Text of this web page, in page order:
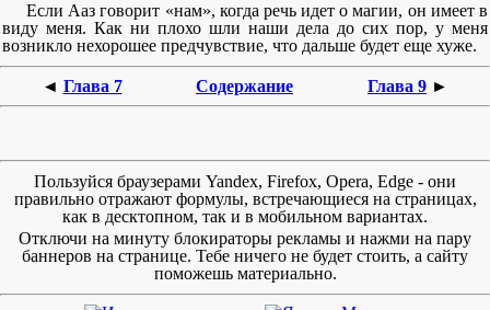
Если Ааз говорит «нам», когда речь идет о магии, он имеет в
виду меня. Как ни плохо шли наши дела до сих пор, у меня
возникло нехорошее предчувствие, что дальше будет еще хуже.
◄ Глава 7 Содержание Глава 9 ►
Пользуйся браузерами Yandex, Firefox, Opera, Edge - они
правильно отражают формулы, встречающиеся на страницах,
как в десктопном, так и в мобильном вариантах.
Отключи на минуту блокираторы рекламы и нажми на пару
баннеров на странице. Тебе ничего не будет стоить, а сайту
поможешь материально.